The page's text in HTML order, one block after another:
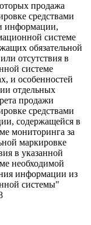
продажа
средствами
информации,
системе
обязательной
отсутствия в
системе
и особенностей
отдельных
продажи
средствами
содержащейся в
мониторинга за
маркировке
в указанной
необходимой
информации из
системы"